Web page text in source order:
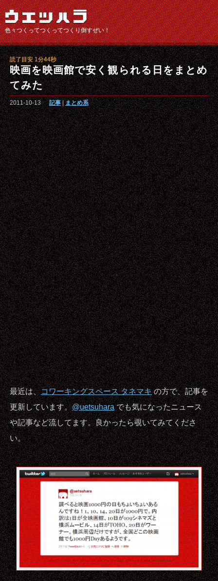
色々つくってつくってつくり倒すぜい！
映画を映画館で安く観られる日をまとめ
てみた
2011-10-13 記事|まとめ系
最近は、コワーキングスペース タネマキの方で、記事を
更新しています。@uetsuharaでも気になったニュース
や記事など流してます。良かったら覗いてみてくださ
い。
読了目安 1分44秒